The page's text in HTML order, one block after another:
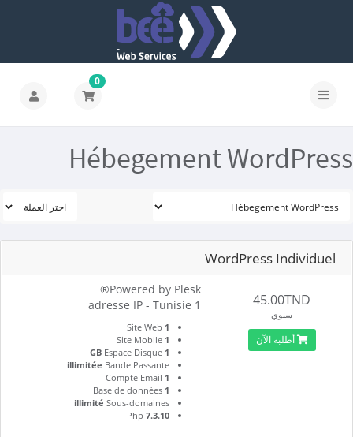
0
Hébegement WordPress
WordPress Individuel
Powered by Plesk®
1 adresse IP - Tunisie
1
1
Site Mobile
1 GB
Espace Disque
illimitée Bande Passante
1
1
Base de données
illimité Sous-domaines
7.3.10
45.00TND
سنوي
أطلبه الآن